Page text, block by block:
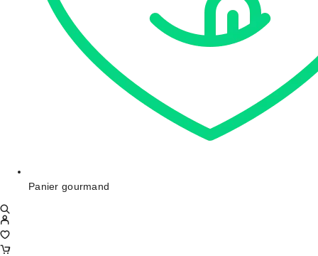
Panier gourmand